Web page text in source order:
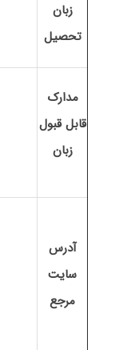
زبان
تحصیل
مدارک
قابل قبول
زبان
آدرس
سایت
مرجع